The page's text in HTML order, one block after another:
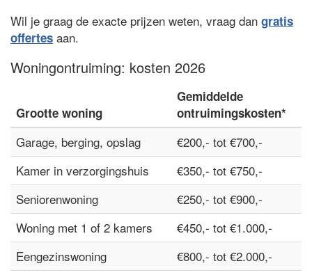
Wil je graag de exacte prijzen weten, vraag dan gratis
offertes aan.
Woningontruiming: kosten 2026
Grootte woning
Gemiddelde
ontruimingskosten*
Garage, berging, opslag
€200,- tot €700,-
Kamer in verzorgingshuis
€350,- tot €750,-
Seniorenwoning
€250,- tot €900,-
Woning met 1 of 2 kamers
€450,- tot €1.000,-
Eengezinswoning
€800,- tot €2.000,-